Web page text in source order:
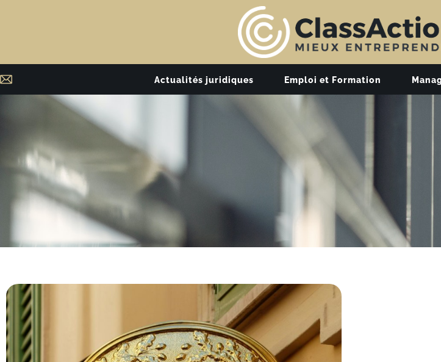
Actualités juridiques Emploi et Formation